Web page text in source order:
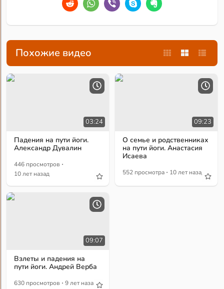
Похожие видео
03:24
Падения на пути йоги.
Александр Дувалин
446 просмотров ·
10 лет назад
09:23
О семье и родственниках
на пути йоги. Анастасия
Исаева
552 просмотра · 10 лет назад
09:07
Взлеты и падения на
пути йоги. Андрей Верба
630 просмотров · 9 лет назад